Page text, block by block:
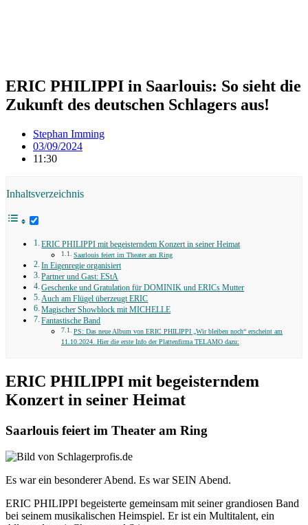
ERIC PHILIPPI in Saarlouis: So sieht die
Zukunft des deutschen Schlagers aus!
Stephan Imming
03/09/2024
11:30
Inhaltsverzeichnis
ERIC PHILIPPI mit begeisterndem Konzert in seiner Heimat
Saarlouis feiert im Theater am Ring
In Eigenregie organisiert
Partner und Gast: EStA
Geschenke und Gratulation für DOMINIK und ERICs Mutter
Auch am Flügel überzeugt ERIC
Magischer Showblock mit MICHELLE
Fantastische Band
PS: Das neue Album von ERIC PHILIPPI „Wir bleiben noch“ erscheint am
11.10.2024. Hier die erste Info der Plattenfirma TELAMO dazu:
ERIC PHILIPPI mit begeisterndem
Konzert in seiner Heimat
Saarlouis feiert im Theater am Ring
Es war ein besonderer Abend. Es war SEIN Abend.
ERIC PHILIPPI begeisterte gemeinsam mit seiner grandiosen Band
bei seinem musikalischen Heimspiel. Er ist ein Multitalent, ein